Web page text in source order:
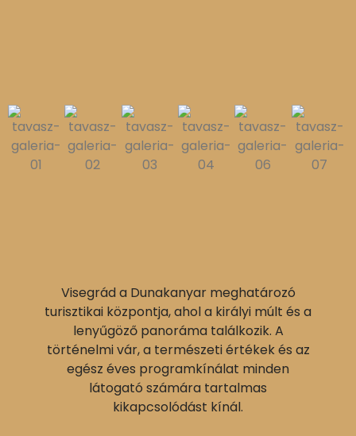
Visegrád a Dunakanyar meghatározó
turisztikai központja, ahol a királyi múlt és a
lenyűgöző panoráma találkozik. A
történelmi vár, a természeti értékek és az
egész éves programkínálat minden
látogató számára tartalmas
kikapcsolódást kínál.